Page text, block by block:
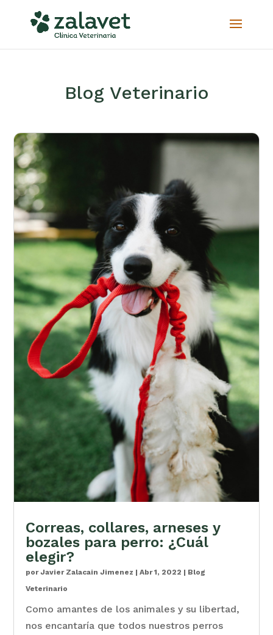
Blog Veterinario
Correas, collares, arneses y
bozales para perro: ¿Cuál
elegir?
porJavier Zalacain Jimenez |Abr 1, 2022 | Blog
Veterinario
Como amantes de los animales y su libertad,
nos encantaría que todos nuestros perros